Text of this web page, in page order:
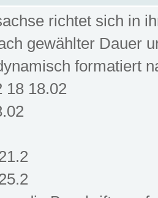
richtet sich in
gewählter Dauer
formatiert
18 18.02